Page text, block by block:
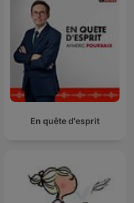
En quête d'esprit